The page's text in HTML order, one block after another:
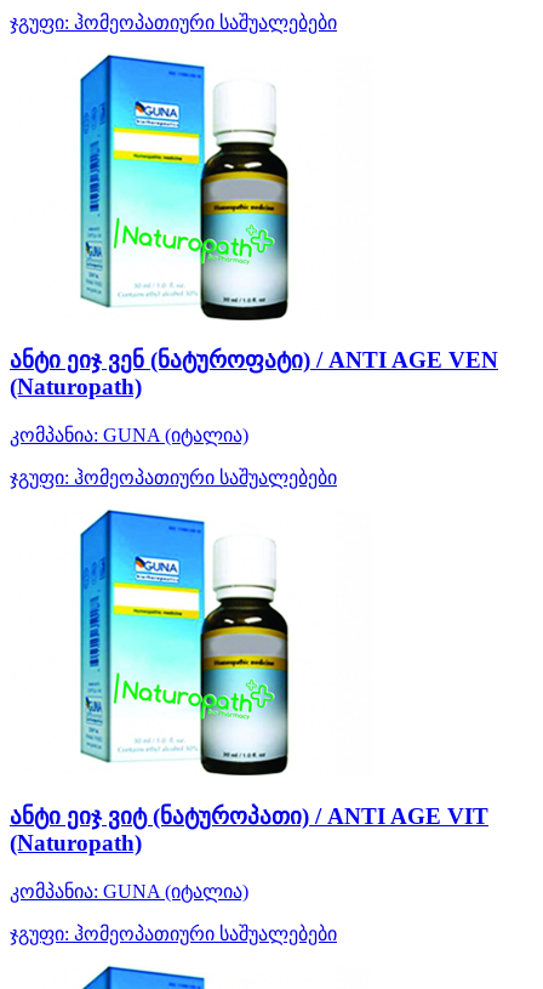
ჯგუფი: ჰომეოპათიური საშუალებები
ანტი ეიჯ ვენ (ნატუროფატი) / ANTI AGE VEN
(Naturopath)
კომპანია: GUNA (იტალია)
ჯგუფი: ჰომეოპათიური საშუალებები
ანტი ეიჯ ვიტ (ნატუროპათი) / ANTI AGE VIT
(Naturopath)
კომპანია: GUNA (იტალია)
ჯგუფი: ჰომეოპათიური საშუალებები